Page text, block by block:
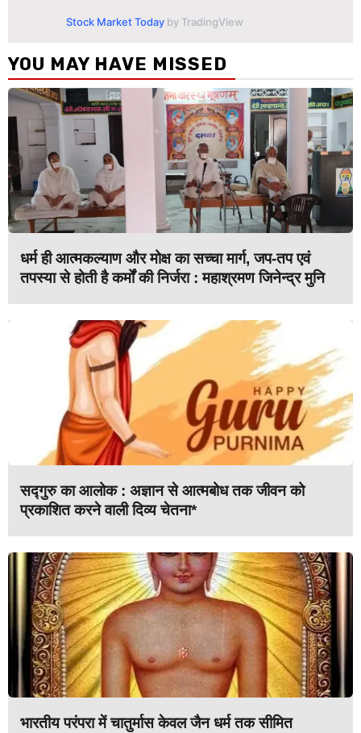
Stock Market Today by TradingView
YOU MAY HAVE MISSED
धर्म ही आत्मकल्याण और मोक्ष का सच्चा मार्ग, जप-तप एवं
तपस्या से होती है कर्मों की निर्जरा : महाश्रमण जिनेन्द्र मुनि
सद्गुरु का आलोक : अज्ञान से आत्मबोध तक जीवन को
प्रकाशित करने वाली दिव्य चेतना*
भारतीय परंपरा में चातुर्मास केवल जैन धर्म तक सीमित